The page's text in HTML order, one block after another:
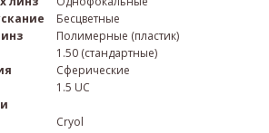
Бесцветные
Полимерные (пластик)
1.50 (стандартные)
Сферические
1.5 UC
Cryol